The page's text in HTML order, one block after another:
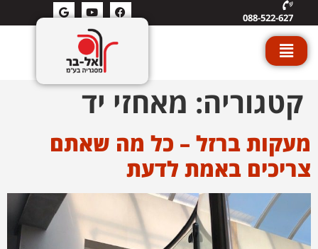
088-522-627
קטגוריה: מאחזי יד
מעקות ברזל – כל מה שאתם
צריכים באמת לדעת